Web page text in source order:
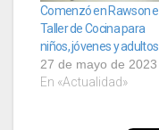
Comenzó en Rawson el
Taller de Cocina para
niños, jóvenes y adultos
27 de mayo de 2023
En «Actualidad»